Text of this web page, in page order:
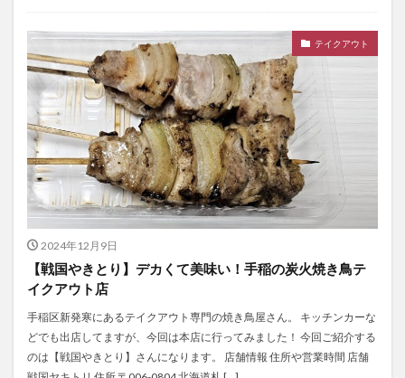
テイクアウト
2024年12月9日
【戦国やきとり】デカくて美味い！手稲の炭火焼き鳥テ
イクアウト店
手稲区新発寒にあるテイクアウト専門の焼き鳥屋さん。 キッチンカーな
どでも出店してますが、今回は本店に行ってみました！ 今回ご紹介する
のは【戦国やきとり】さんになります。 店舗情報 住所や営業時間 店舗